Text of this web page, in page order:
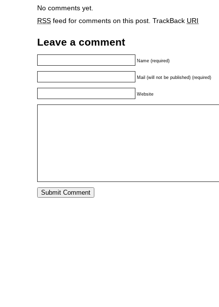
No comments yet.
RSS feed for comments on this post. TrackBack URI
Leave a comment
Name (required)
Mail (will not be published) (required)
Website